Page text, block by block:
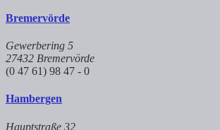
Bremervörde
Gewerbering 5
27432 Bremervörde
(0 47 61) 98 47 - 0
Hambergen
Hauptstraße 32